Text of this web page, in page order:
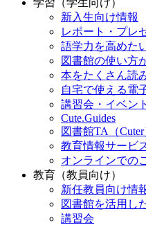
新入生向け情報
レポート・プレ
語学力を高めた
図書館の使い方
本をたくさん読
自宅で使える電
講習会・イベント
Cute.Guides
図書館TA（Cuter
教育情報サービ
オンラインでの
教育（教員向け）
新任教員向け情
図書館を活用し
講習会